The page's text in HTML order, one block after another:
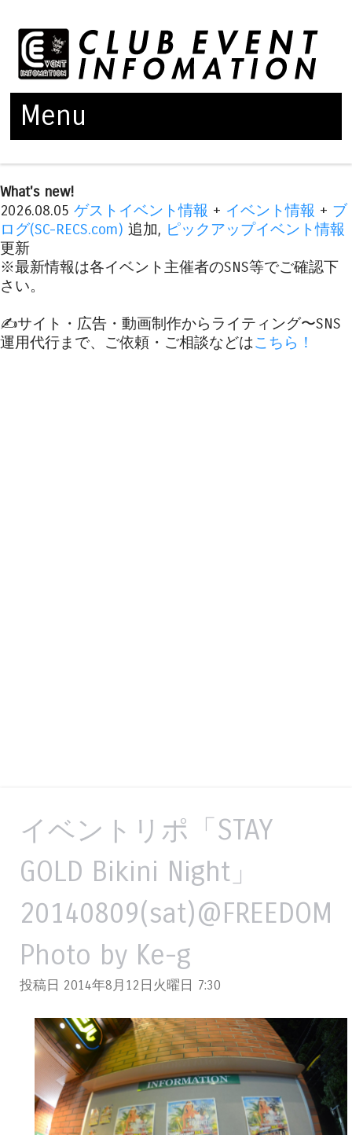
Menu
What's new!
2026.08.05 ゲストイベント情報 + イベント情報 + ブ
ログ(SC-RECS.com) 追加, ピックアップイベント情報
更新
※最新情報は各イベント主催者のSNS等でご確認下
さい。
✍️サイト・広告・動画制作からライティング〜SNS
運用代行まで、ご依頼・ご相談などはこちら！
イベントリポ「STAY
GOLD Bikini Night」
20140809(sat)@FREEDOM
Photo by Ke-g
投稿日 2014年8月12日火曜日 7:30